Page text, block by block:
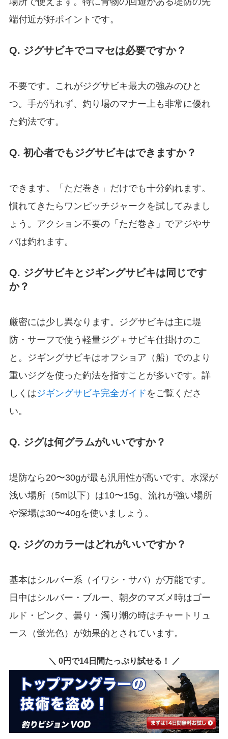
端付近が好ポイントです。
Q. ジグサビキでコマセは必要ですか？
不要です。これがジグサビキ最大の強みのひと
つ。手が汚れず、釣り場のマナー上も非常に優れ
た釣法です。
Q. 初心者でもジグサビキはできますか？
できます。「ただ巻き」だけでも十分釣れます。
慣れてきたらワンピッチジャークを試してみまし
ょう。アクション不要の「ただ巻き」でアジやサ
バは釣れます。
Q. ジグサビキとジギングサビキは同じです
か？
厳密には少し異なります。ジグサビキは主に堤
防・サーフで使う軽量ジグ＋サビキ仕掛けのこ
と。ジギングサビキはオフショア（船）でのより
重いジグを使った釣法を指すことが多いです。詳
しくはジギングサビキ完全ガイド をご覧くださ
い。
Q. ジグは何グラムがいいですか？
堤防なら20〜30gが最も汎用性が高いです。水深が
浅い場所（5m以下）は10〜15g、流れが強い場所
や深場は30〜40gを使いましょう。
Q. ジグのカラーはどれがいいですか？
基本はシルバー系（イワシ・サバ）が万能です。
日中はシルバー・ブルー、朝夕のマズメ時はゴー
ルド・ピンク、曇り・濁り潮の時はチャートリュ
ース（蛍光色）が効果的とされています。
＼ 0円で14日間たっぷり試せる！ ／